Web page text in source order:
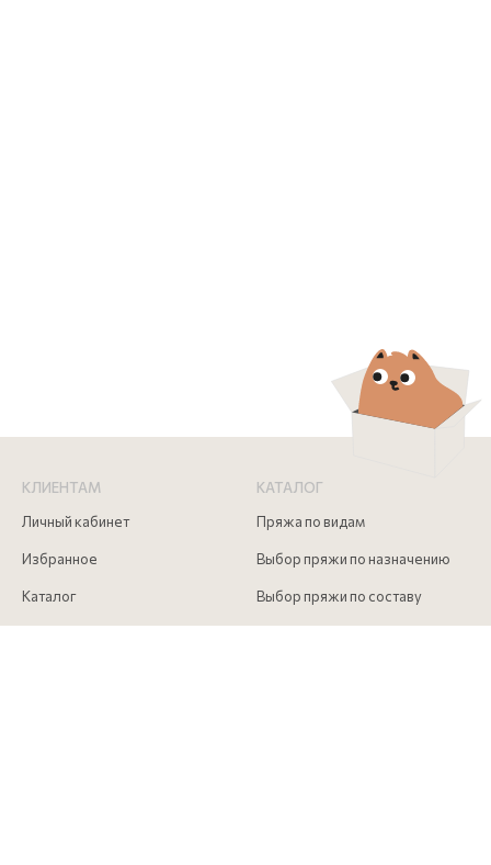
КЛИЕНТАМ
Личный кабинет
Избранное
Каталог
КАТАЛОГ
Пряжа по видам
Выбор пряжи по назначению
Выбор пряжи по составу